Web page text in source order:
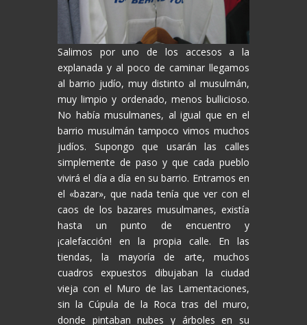
Salimos por uno de los accesos a la
explanada y al poco de caminar llegamos
al barrio judío, muy distinto al musulmán,
muy limpio y ordenado, menos bullicioso.
No había musulmanes, al igual que en el
barrio musulmán tampoco vimos muchos
judíos. Supongo que usarán las calles
simplemente de paso y que cada pueblo
vivirá el día a día en su barrio. Entramos en
el «bazar», que nada tenía que ver con el
caos de los bazares musulmanes, existía
hasta un punto de encuentro y
¡calefacción! en la propia calle. En las
tiendas, la mayoría de arte, muchos
cuadros expuestos dibujaban la ciudad
vieja con el Muro de las Lamentaciones,
sin la Cúpula de la Roca tras del muro,
donde pintaban nubes y árboles en su